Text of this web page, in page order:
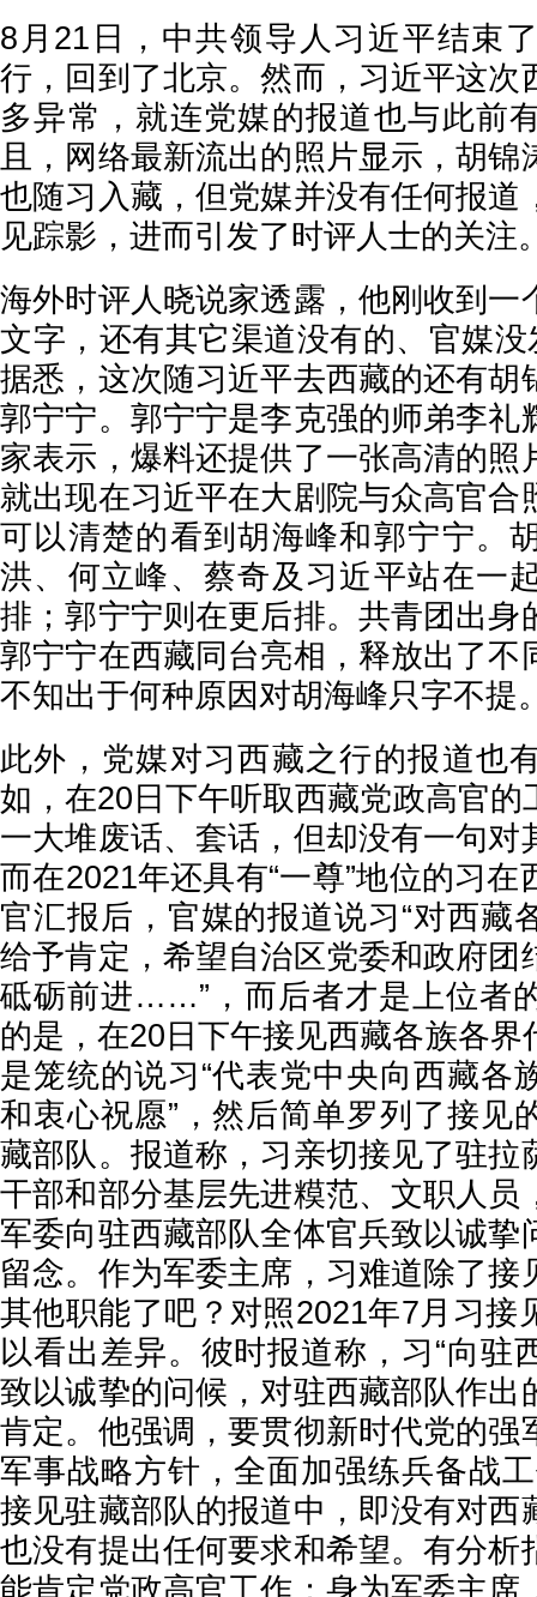
8月21日，中共领导人习近平结束
行，回到了北京。然而，习近平这次
多异常，就连党媒的报道也与此前
且，网络最新流出的照片显示，胡锦
也随习入藏，但党媒并没有任何报道
见踪影，进而引发了时评人士的关注
海外时评人晓说家透露，他刚收到一
文字，还有其它渠道没有的、官媒没
据悉，这次随习近平去西藏的还有胡
郭宁宁。郭宁宁是李克强的师弟李礼
家表示，爆料还提供了一张高清的照
就出现在习近平在大剧院与众高官合
可以清楚的看到胡海峰和郭宁宁。
洪、何立峰、蔡奇及习近平站在一
排；郭宁宁则在更后排。共青团出身
郭宁宁在西藏同台亮相，释放出了不
不知出于何种原因对胡海峰只字不提
此外，党媒对习西藏之行的报道也
如，在20日下午听取西藏党政高官的
一大堆废话、套话，但却没有一句对
而在2021年还具有“一尊”地位的习
官汇报后，官媒的报道说习“对西藏
给予肯定，希望自治区党委和政府团
砥砺前进……”，而后者才是上位者
的是，在20日下午接见西藏各族各界
是笼统的说习“代表党中央向西藏各
和衷心祝愿”，然后简单罗列了接见
藏部队。报道称，习亲切接见了驻拉
干部和部分基层先进糢范、文职人员
军委向驻西藏部队全体官兵致以诚挚
留念。作为军委主席，习难道除了接
其他职能了吧？对照2021年7月习接
以看出差异。彼时报道称，习“向驻
致以诚挚的问候，对驻西藏部队作出
肯定。他强调，要贯彻新时代党的强
军事战略方针，全面加强练兵备战
接见驻藏部队的报道中，即没有对西
也没有提出任何要求和希望。有分析
能肯定党政高官工作；身为军委主席